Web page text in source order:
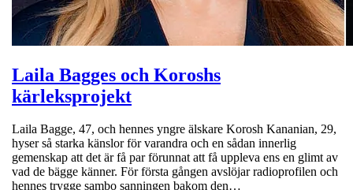
Laila Bagges och Koroshs
kärleksprojekt
Laila Bagge, 47, och hennes yngre älskare Korosh Kananian, 29,
hyser så starka känslor för varandra och en sådan innerlig
gemenskap att det är få par förunnat att få uppleva ens en glimt av
vad de bägge känner. För första gången avslöjar radioprofilen och
hennes trygge sambo sanningen bakom den…